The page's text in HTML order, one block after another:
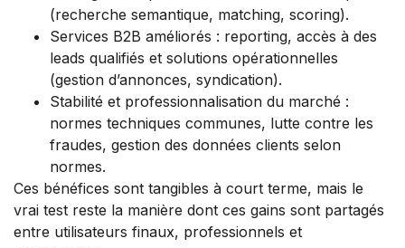
(recherche semantique, matching, scoring).
Services B2B améliorés : reporting, accès à des
leads qualifiés et solutions opérationnelles
(gestion d’annonces, syndication).
Stabilité et professionnalisation du marché :
normes techniques communes, lutte contre les
fraudes, gestion des données clients selon
normes.
Ces bénéfices sont tangibles à court terme, mais le
vrai test reste la manière dont ces gains sont partagés
entre utilisateurs finaux, professionnels et